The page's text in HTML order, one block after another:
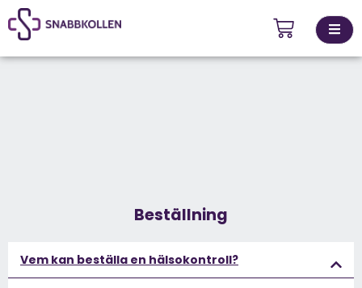
Beställning
Vem kan beställa en hälsokontroll?